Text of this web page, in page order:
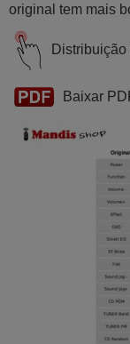
original tem mais
Baixar